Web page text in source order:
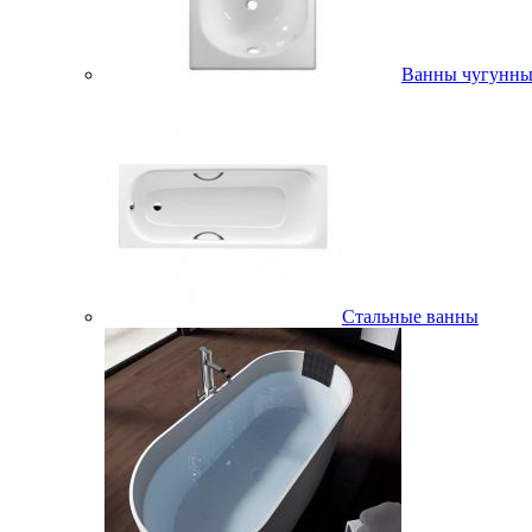
Ванны
Стальные ванны